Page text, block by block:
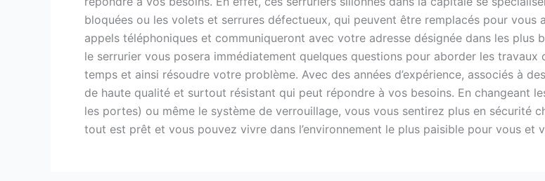
bloquées ou les volets et serrures défectueux, qui peuvent être remplacés pour vous
appels téléphoniques et communiqueront avec votre adresse désignée dans les
le serrurier vous posera immédiatement quelques questions pour aborder les
temps et ainsi résoudre votre problème. Avec des années d’expérience, associés à
de haute qualité et surtout résistant qui peut répondre à vos besoins. En changeant
les portes) ou même le système de verrouillage, vous vous sentirez plus en sécurité
tout est prêt et vous pouvez vivre dans l’environnement le plus paisible pour vous et